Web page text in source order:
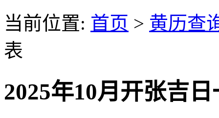
当前位置: 首页 > 黄历查
表
2025年10月开张吉